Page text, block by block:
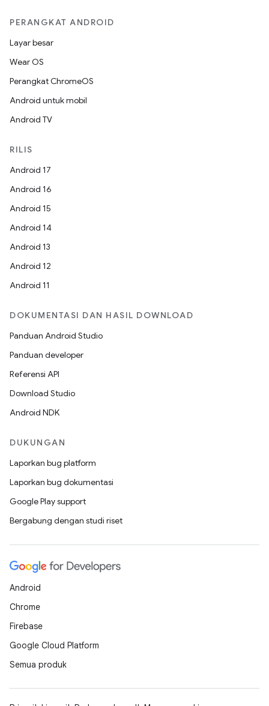
PERANGKAT ANDROID
Layar besar
Wear OS
Perangkat ChromeOS
Android untuk mobil
Android TV
RILIS
Android 17
Android 16
Android 15
Android 14
Android 13
Android 12
Android 11
DOKUMENTASI DAN HASIL DOWNLOAD
Panduan Android Studio
Panduan developer
Referensi API
Download Studio
Android NDK
DUKUNGAN
Laporkan bug platform
Laporkan bug dokumentasi
Google Play support
Bergabung dengan studi riset
Android
Chrome
Firebase
Google Cloud Platform
Semua produk